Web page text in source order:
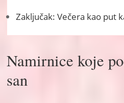
Zaključak: Večera kao put
Namirnice koje
san